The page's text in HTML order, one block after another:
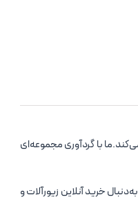
با گردآوری مجموعه‌ای
خرید آنلاین زیورآلات و